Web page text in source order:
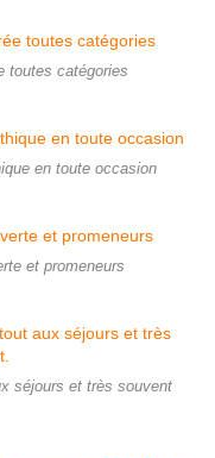
toutes catégories
en toute occasion
et promeneurs
séjours et très souvent